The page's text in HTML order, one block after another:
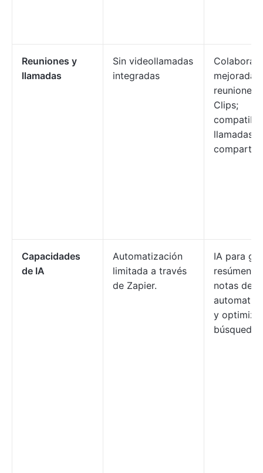
Reuniones y
llamadas
Sin videollamadas
integradas
mejorada
reuniones
Clips;
llamadas
Capacidades
de IA
Automatización
limitada a través
de Zapier.
IA para
notas de
y